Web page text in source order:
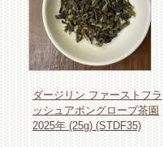
ダージリン ファーストフラ
ッシュアボングローブ茶園
2025年 (25g) (STDF35)